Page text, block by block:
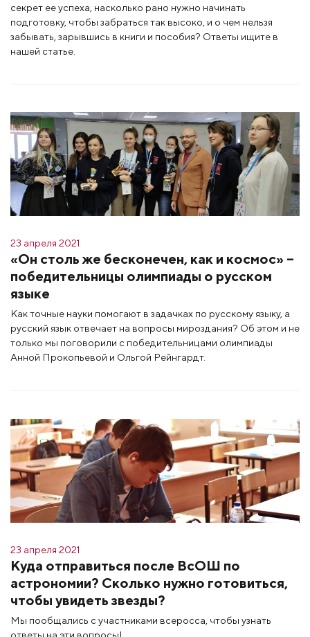
секрет ее успеха, насколько рано нужно начинать
подготовку, чтобы забраться так высоко, и о чем нельзя
забывать, зарывшись в книги и пособия? Ответы ищите в
нашей статье.
23 апреля 2021
«Он столь же бесконечен, как и космос» –
победительницы олимпиады о русском
языке
Как точные науки помогают в задачках по русскому языку, а
русский язык отвечает на вопросы мироздания? Об этом и не
только мы поговорили с победительницами олимпиады
Анной Прокопьевой и Ольгой Рейнгардт.
23 апреля 2021
Куда отправиться после ВсОШ по
астрономии? Сколько нужно готовиться,
чтобы увидеть звезды?
Мы пообщались с участниками всеросса, чтобы узнать
ответы на эти вопросы!